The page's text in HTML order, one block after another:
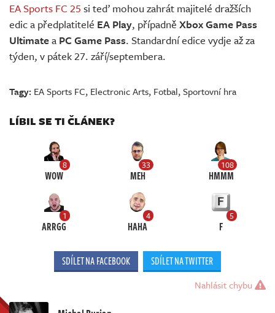
EA Sports FC 25 si teď mohou zahrát majitelé dražších
edic a předplatitelé EA Play, případně Xbox Game Pass
Ultimatea PC Game Pass. Standardní edice vydje až za
týden, v pátek 27. září/septembera.
Tagy: EA Sports FC, Electronic Arts, Fotbal,Sportovní hra
LÍBIL SE TI ČLÁNEK?
8
WOW
33
MEH
108
HMMM
1
ARRGG
4
HAHA
5
F
SDÍLET NA FACEBOOK SDÍLET NA TWITTER
Nahlásit chybu